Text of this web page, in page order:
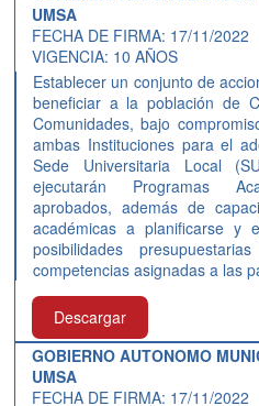
UMSA
FECHA DE FIRMA: 17/11/2022
VIGENCIA: 10 AÑOS
Establecer un conjunto de
beneficiar a la población de
Comunidades, bajo
ambas Instituciones para el
Sede Universitaria Local
ejecutarán Programas
aprobados, además de
académicas a planificarse y
posibilidades
competencias asignadas a las
Descargar
GOBIERNO AUTONOMO
UMSA
FECHA DE FIRMA: 17/11/2022